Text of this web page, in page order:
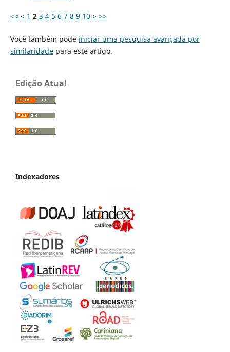
<< < 1 2 3 4 5 6 7 8 9 10 > >>
Você também pode iniciar uma pesquisa avançada por
similaridadepara este artigo.
Edição Atual
Indexadores